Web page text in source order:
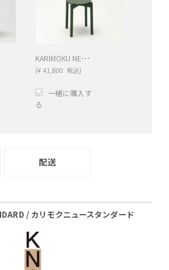
KARIMOKU NEW STANDARD (カリモクニュースタンダード) CASTOR スツール プラス
(¥ 41,800 税込)
一緒に購入す
る
配送
/ カリモクニュースタンダード